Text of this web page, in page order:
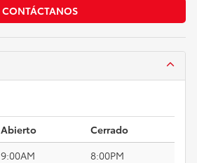
CONTÁCTANOS
Abierto
Cerrado
9:00AM
8:00PM